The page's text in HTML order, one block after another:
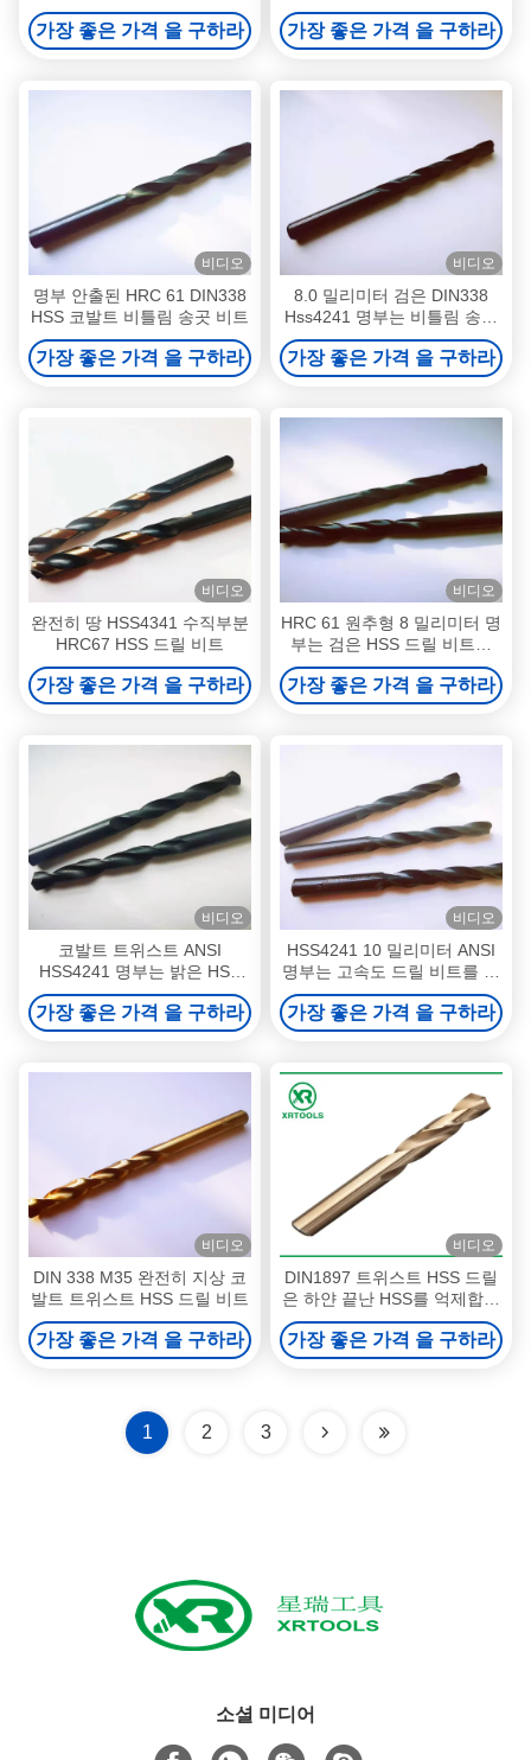
트를 구깁니다
가장 좋은 가격 을 구하라
끝이 좁아진 드릴 비트
가장 좋은 가격 을 구하라
비디오
명부 안출된 HRC 61 DIN338
HSS 코발트 비틀림 송곳 비트
가장 좋은 가격 을 구하라
비디오
8.0 밀리미터 검은 DIN338
Hss4241 명부는 비틀림 송곳
비트를 만들었습니다
가장 좋은 가격 을 구하라
비디오
완전히 땅 HSS4341 수직부분
HRC67 HSS 드릴 비트
가장 좋은 가격 을 구하라
비디오
HRC 61 원추형 8 밀리미터 명
부는 검은 HSS 드릴 비트를
만들었습니다
가장 좋은 가격 을 구하라
비디오
코발트 트위스트 ANSI
HSS4241 명부는 밝은 HSS
드릴 비트를 만들었습니다
가장 좋은 가격 을 구하라
비디오
HSS4241 10 밀리미터 ANSI
명부는 고속도 드릴 비트를 만
들었습니다
가장 좋은 가격 을 구하라
비디오
DIN 338 M35 완전히 지상 코
발트 트위스트 HSS 드릴 비트
가장 좋은 가격 을 구하라
비디오
DIN1897 트위스트 HSS 드릴
은 하얀 끝난 HSS를 억제합니
다 - 4241 재료 60 - 66HRC
견고성
가장 좋은 가격 을 구하라
1 2 3
소셜 미디어